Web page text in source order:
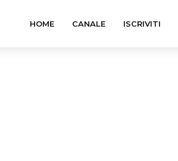
HOME CANALE ISCRIVITI